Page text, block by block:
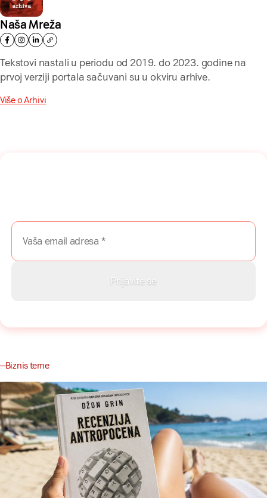
Naša Mreža
Tekstovi nastali u periodu od 2019. do 2023. godine na
prvoj verziji portala sačuvani su u okviru arhive.
Više o Arhivi
Biznis teme